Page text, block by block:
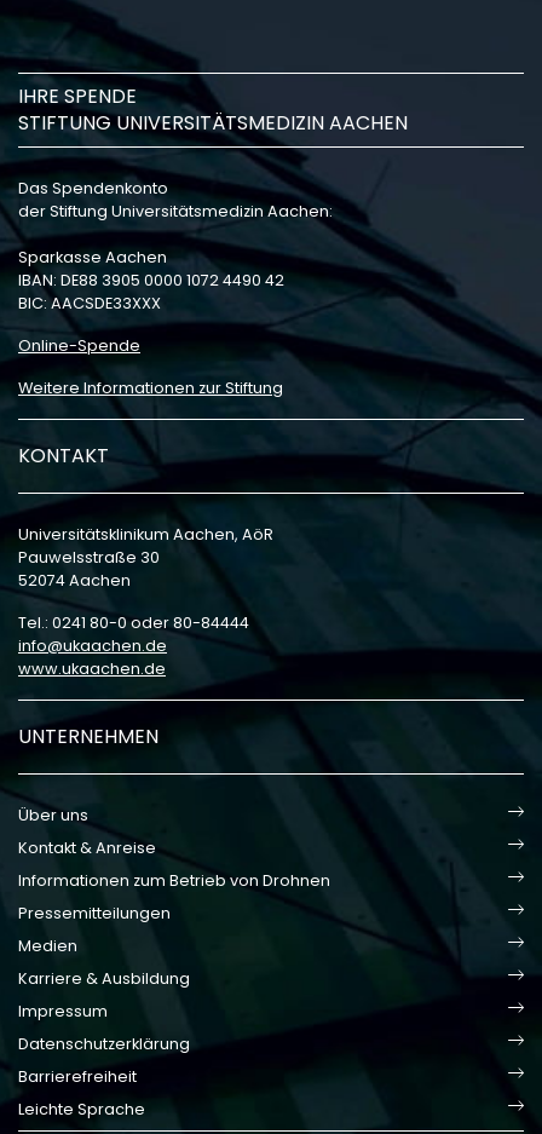
IHRE SPENDE
STIFTUNG UNIVERSITÄTSMEDIZIN AACHEN
Das Spendenkonto
der Stiftung Universitätsmedizin Aachen:
Sparkasse Aachen
IBAN: DE88 3905 0000 1072 4490 42
BIC: AACSDE33XXX
Online-Spende
Weitere Informationen zur Stiftung
KONTAKT
Universitätsklinikum Aachen, AöR
Pauwelsstraße 30
52074 Aachen
Tel.: 0241 80-0 oder 80-84444
info
ukaachen de
www.ukaachen.de
UNTERNEHMEN
Über uns
Kontakt & Anreise
Informationen zum Betrieb von Drohnen
Pressemitteilungen
Medien
Karriere & Ausbildung
Impressum
Datenschutzerklärung
Barrierefreiheit
Leichte Sprache